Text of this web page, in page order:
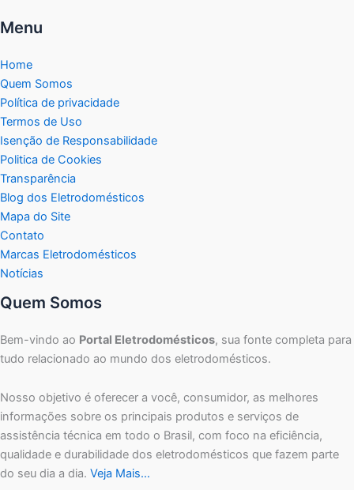
Menu
Home
Quem Somos
Política de privacidade
Termos de Uso
Isenção de Responsabilidade
Politica de Cookies
Transparência
Blog dos Eletrodomésticos
Mapa do Site
Contato
Marcas Eletrodomésticos
Notícias
Quem Somos
Bem-vindo ao Portal Eletrodomésticos, sua fonte completa para
tudo relacionado ao mundo dos eletrodomésticos.
Nosso objetivo é oferecer a você, consumidor, as melhores
informações sobre os principais produtos e serviços de
assistência técnica em todo o Brasil, com foco na eficiência,
qualidade e durabilidade dos eletrodomésticos que fazem parte
do seu dia a dia. Veja Mais…